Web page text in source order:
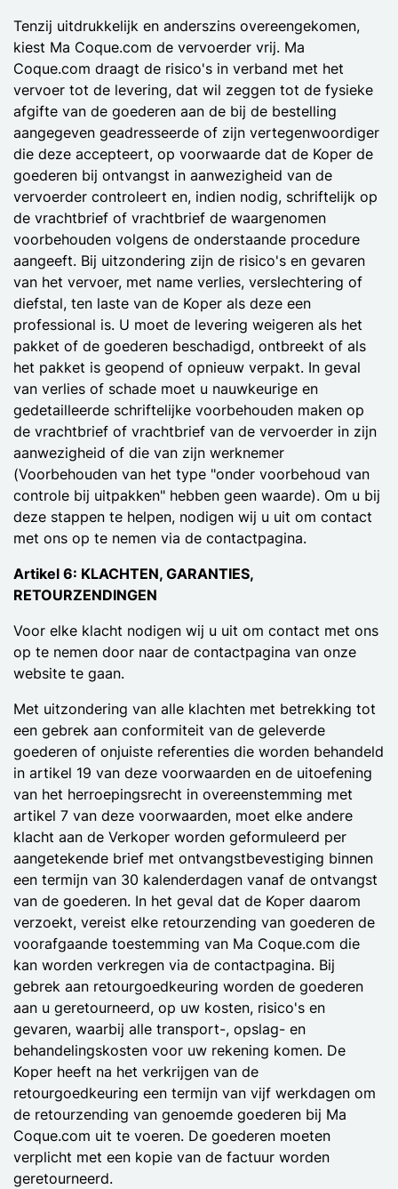
Tenzij uitdrukkelijk en anderszins overeengekomen,
kiest Ma Coque.com de vervoerder vrij. Ma
Coque.com draagt de risico's in verband met het
vervoer tot de levering, dat wil zeggen tot de fysieke
afgifte van de goederen aan de bij de bestelling
aangegeven geadresseerde of zijn vertegenwoordiger
die deze accepteert, op voorwaarde dat de Koper de
goederen bij ontvangst in aanwezigheid van de
vervoerder controleert en, indien nodig, schriftelijk op
de vrachtbrief of vrachtbrief de waargenomen
voorbehouden volgens de onderstaande procedure
aangeeft. Bij uitzondering zijn de risico's en gevaren
van het vervoer, met name verlies, verslechtering of
diefstal, ten laste van de Koper als deze een
professional is. U moet de levering weigeren als het
pakket of de goederen beschadigd, ontbreekt of als
het pakket is geopend of opnieuw verpakt. In geval
van verlies of schade moet u nauwkeurige en
gedetailleerde schriftelijke voorbehouden maken op
de vrachtbrief of vrachtbrief van de vervoerder in zijn
aanwezigheid of die van zijn werknemer
(Voorbehouden van het type "onder voorbehoud van
controle bij uitpakken" hebben geen waarde). Om u bij
deze stappen te helpen, nodigen wij u uit om contact
met ons op te nemen via de contactpagina.
Artikel 6: KLACHTEN, GARANTIES,
RETOURZENDINGEN
Voor elke klacht nodigen wij u uit om contact met ons
op te nemen door naar de contactpagina van onze
website te gaan.
Met uitzondering van alle klachten met betrekking tot
een gebrek aan conformiteit van de geleverde
goederen of onjuiste referenties die worden behandeld
in artikel 19 van deze voorwaarden en de uitoefening
van het herroepingsrecht in overeenstemming met
artikel 7 van deze voorwaarden, moet elke andere
klacht aan de Verkoper worden geformuleerd per
aangetekende brief met ontvangstbevestiging binnen
een termijn van 30 kalenderdagen vanaf de ontvangst
van de goederen. In het geval dat de Koper daarom
verzoekt, vereist elke retourzending van goederen de
voorafgaande toestemming van Ma Coque.com die
kan worden verkregen via de contactpagina. Bij
gebrek aan retourgoedkeuring worden de goederen
aan u geretourneerd, op uw kosten, risico's en
gevaren, waarbij alle transport-, opslag- en
behandelingskosten voor uw rekening komen. De
Koper heeft na het verkrijgen van de
retourgoedkeuring een termijn van vijf werkdagen om
de retourzending van genoemde goederen bij Ma
Coque.com uit te voeren. De goederen moeten
verplicht met een kopie van de factuur worden
geretourneerd.